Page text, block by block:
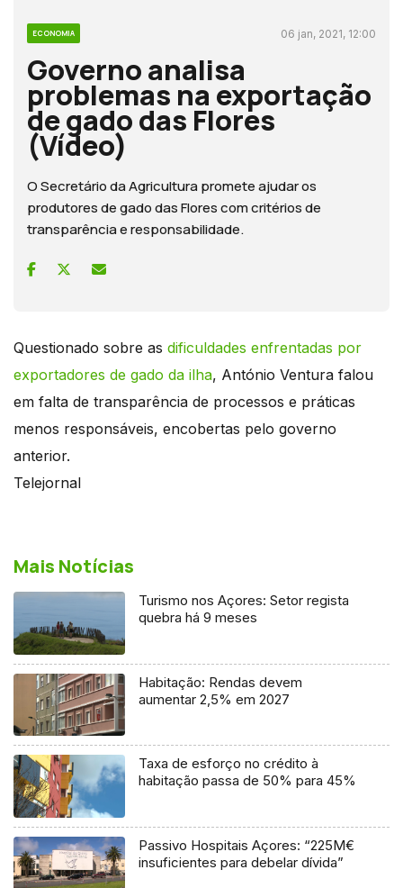
ECONOMIA 06 jan, 2021, 12:00
Governo analisa
problemas na exportação
de gado das Flores
(Vídeo)
O Secretário da Agricultura promete ajudar os
produtores de gado das Flores com critérios de
transparência e responsabilidade.
Questionado sobre as dificuldades enfrentadas por
exportadores de gado da ilha, António Ventura falou
em falta de transparência de processos e práticas
menos responsáveis, encobertas pelo governo
anterior.
Telejornal
Mais Notícias
Turismo nos Açores: Setor regista
quebra há 9 meses
Habitação: Rendas devem
aumentar 2,5% em 2027
Taxa de esforço no crédito à
habitação passa de 50% para 45%
Passivo Hospitais Açores: “225M€
insuficientes para debelar dívida”